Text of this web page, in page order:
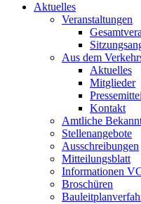
Aktuelles
Veranstaltungen
Aus dem
Aktuelles
Mitglieder
Kontakt
Amtliche
Stellenangebote
Ausschreibungen
Mitteilungsblatt
Informationen
Broschüren